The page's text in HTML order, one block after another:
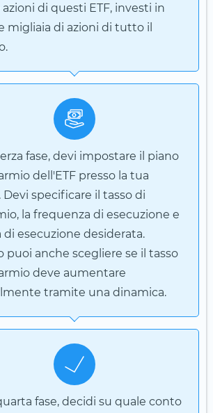
azioni di questi ETF, investi in
migliaia di azioni di tutto il
fase, devi impostare il piano
dell'ETF presso la tua
Devi specificare il tasso di
la frequenza di esecuzione e
di esecuzione desiderata.
puoi anche scegliere se il tasso
deve aumentare
tramite una dinamica.
fase, decidi su quale conto